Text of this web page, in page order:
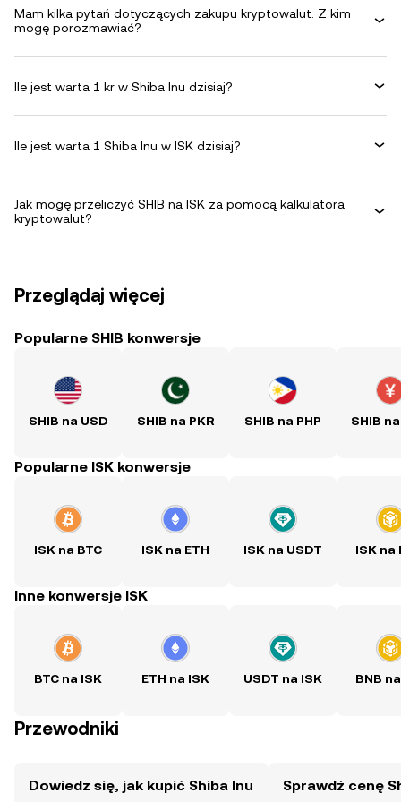
Mam kilka pytań dotyczących zakupu kryptowalut. Z kim
mogę porozmawiać?
Ile jest warta 1 kr w Shiba Inu dzisiaj?
Ile jest warta 1 Shiba Inu w ISK dzisiaj?
Jak mogę przeliczyć SHIB na ISK za pomocą kalkulatora
kryptowalut?
Przeglądaj więcej
Popularne SHIB konwersje
SHIB na USD SHIB na PKR SHIB na PHP SHIB
Popularne ISK konwersje
ISK na BTC ISK na ETH ISK na USDT ISK na
Inne konwersje ISK
BTC na ISK ETH na ISK USDT na ISK BNB
Przewodniki
Dowiedz się, jak kupić Shiba Inu Sprawdź cenę